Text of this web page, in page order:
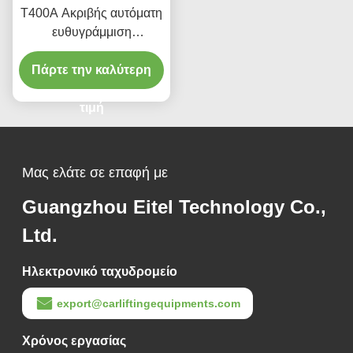
T400A Ακριβής αυτόματη
ευθυγράμμιση
ανελκυστήρα 380V/220V
με χαμηλό προφίλ
σχεδιασμό
Πάρτε την καλύτερη
τιμή
Μας ελάτε σε επαφή με
Guangzhou Eitel Technology Co.,
Ltd.
Ηλεκτρονικό ταχυδρομείο
export@carliftingequipments.com
Χρόνος εργασίας